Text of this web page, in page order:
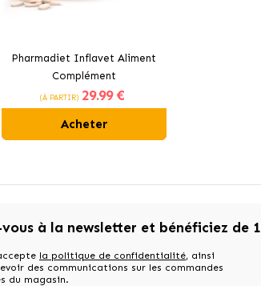
Pharmadiet Inflavet Aliment
Complément
Antiinflammatoire pour Chiens
et Chats
(À PARTIR) 29.99 €
Acheter
à la newsletter et bénéficiez de
la politique de confidentialité, ainsi
des communications sur les commandes
du magasin.